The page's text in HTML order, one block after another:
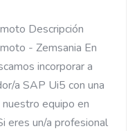
Descripción
- Zemsania En
incorporar a
a SAP Ui5 con una
equipo en
eres un/a profesional